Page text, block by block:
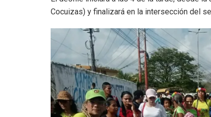
Cocuizas) y finalizará en la intersección del